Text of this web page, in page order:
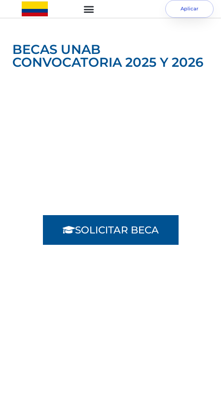
Aplicar
BECAS UNAB
CONVOCATORIA 2025 Y 2026
SOLICITAR BECA